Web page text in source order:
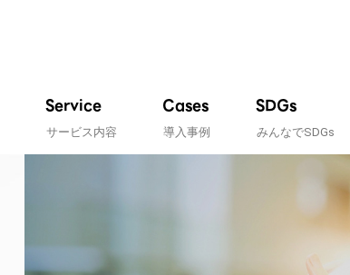
Service
サービス内容
Cases
導入事例
SDGs
みんなでSDGs